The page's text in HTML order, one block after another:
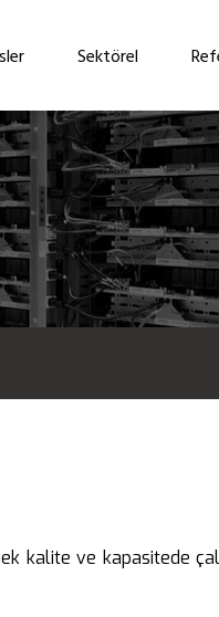
Sektörel
kalite ve kapasitede